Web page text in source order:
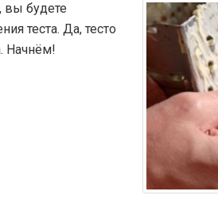
вы будете
теста. Да, тесто
Начнём!